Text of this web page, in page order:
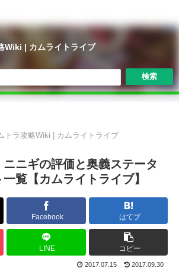
Wiki | カムライトライブ
検索
トラ攻略Wiki | カムライトライブ
ニニギの評価と奥義ステータ
覧【カムライトライブ】
Facebook はてブ
LINE コピー
2017.07.15 2017.09.30